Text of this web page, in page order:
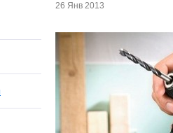
26 Янв 2013